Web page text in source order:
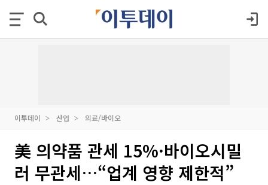
이투데이 산업 의료/바이오
美 의약품 관세 15%·바이오시밀
러 무관세…“업계 영향 제한적”